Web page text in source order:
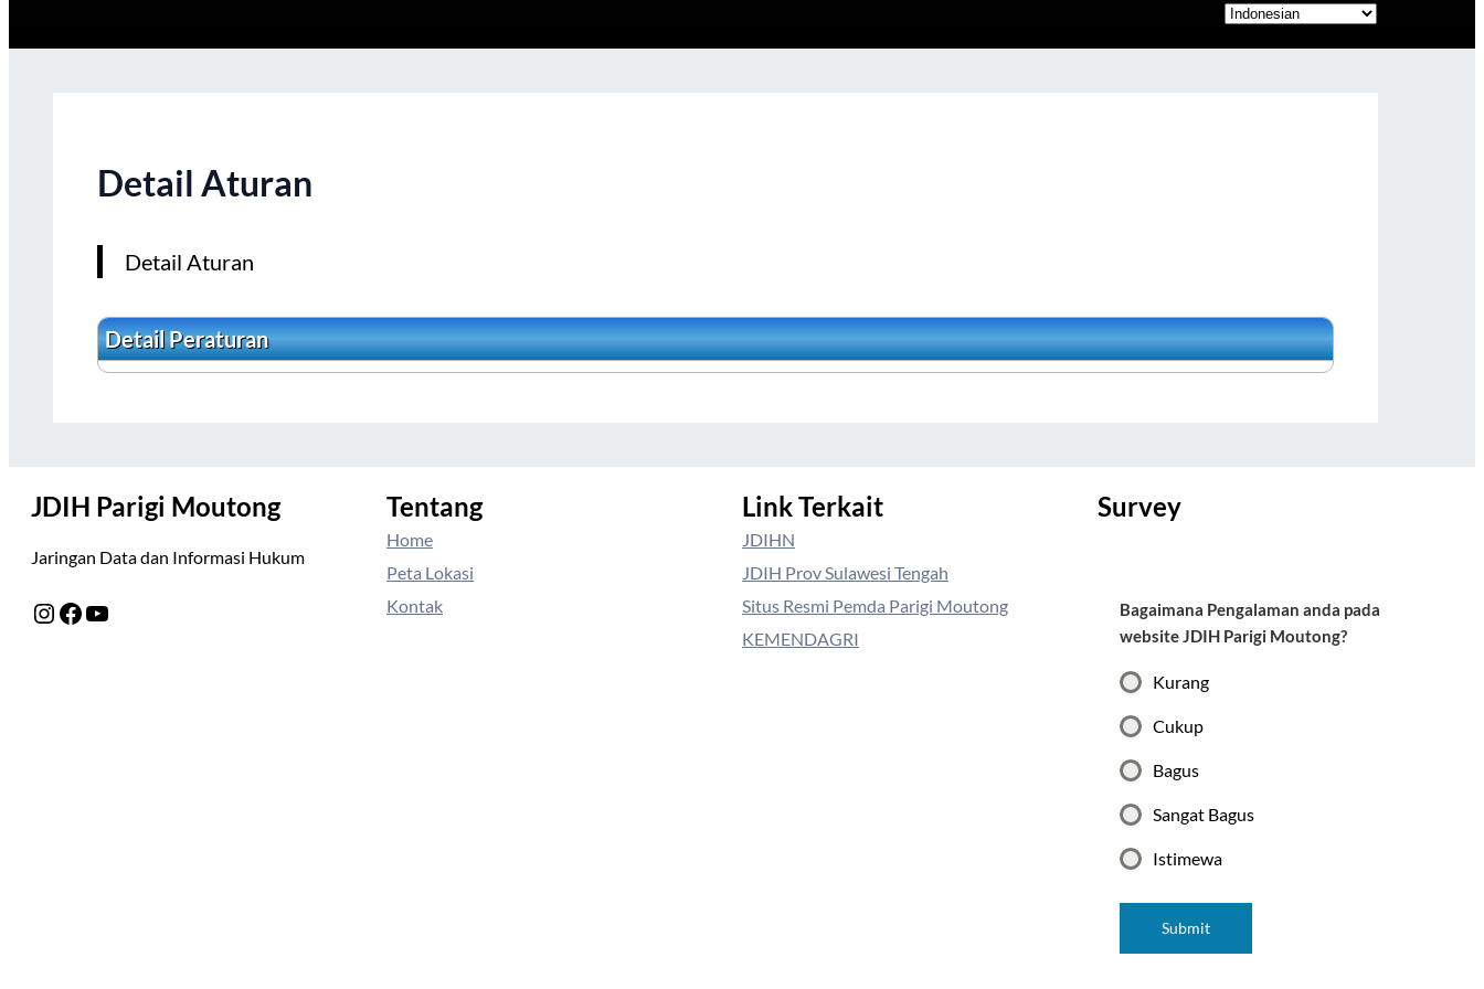
Detail Aturan
Detail Aturan
Detail Peraturan
JDIH Parigi Moutong
Jaringan Data dan Informasi Hukum
Instagram Facebook YouTube
Tentang
Home
Peta Lokasi
Kontak
Link Terkait
JDIHN
JDIH Prov Sulawesi Tengah
Situs Resmi Pemda Parigi Moutong
KEMENDAGRI
Survey
Bagaimana Pengalaman anda pada
website JDIH Parigi Moutong?
Kurang
Cukup
Bagus
Sangat Bagus
Istimewa
Submit